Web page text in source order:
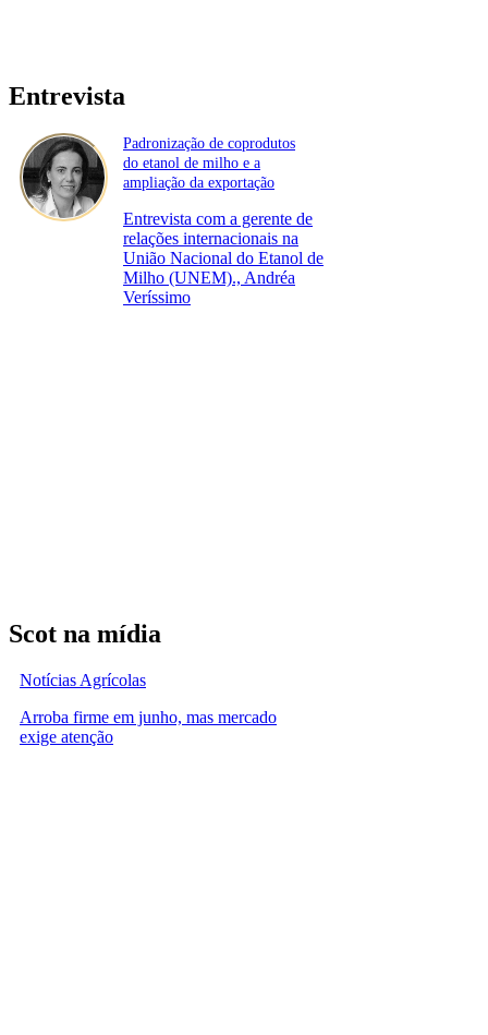
Entrevista
Padronização de coprodutos
do etanol de milho e a
ampliação da exportação
Entrevista com a gerente de
relações internacionais na
União Nacional do Etanol de
Milho (UNEM)., Andréa
Veríssimo
Scot na mídia
Notícias Agrícolas
Arroba firme em junho, mas mercado
exige atenção